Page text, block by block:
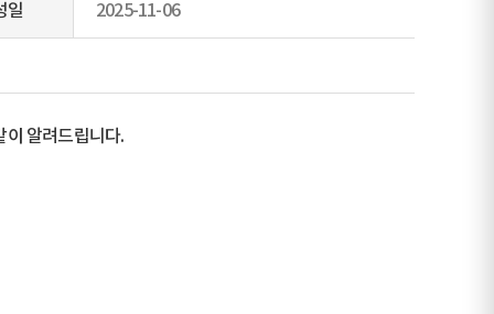
일 2025-11-06
이 알려드립니다.